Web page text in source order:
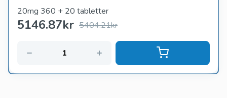
20mg 360 + 20 tabletter
5146.87kr 5404.21kr